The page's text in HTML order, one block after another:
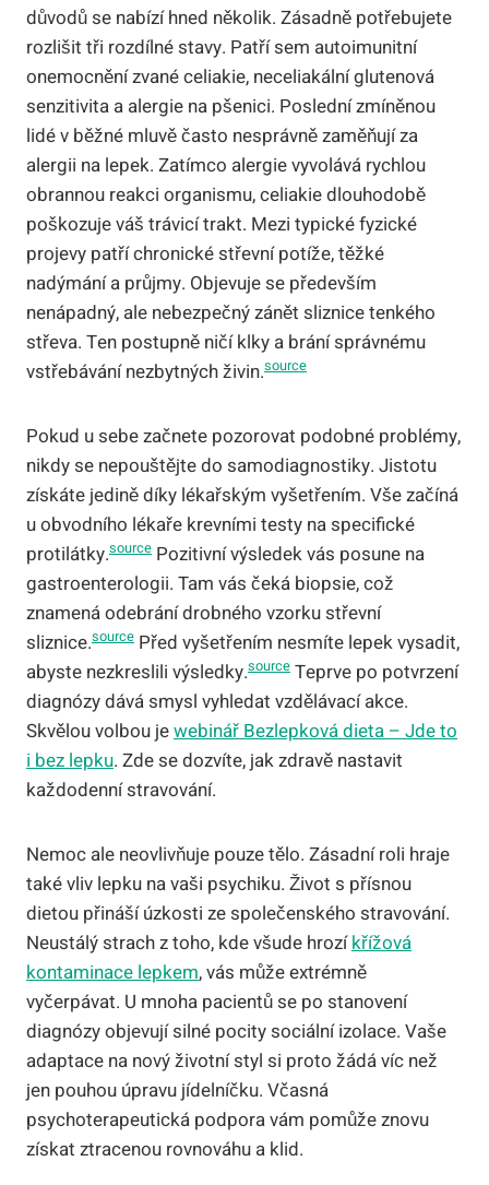
důvodů se nabízí hned několik. Zásadně potřebujete
rozlišit tři rozdílné stavy. Patří sem autoimunitní
onemocnění zvané celiakie, neceliakální glutenová
senzitivita a alergie na pšenici. Poslední zmíněnou
lidé v běžné mluvě často nesprávně zaměňují za
alergii na lepek. Zatímco alergie vyvolává rychlou
obrannou reakci organismu, celiakie dlouhodobě
poškozuje váš trávicí trakt. Mezi typické fyzické
projevy patří chronické střevní potíže, těžké
nadýmání a průjmy. Objevuje se především
nenápadný, ale nebezpečný zánět sliznice tenkého
střeva. Ten postupně ničí klky a brání správnému
vstřebávání nezbytných živin.source
Pokud u sebe začnete pozorovat podobné problémy,
nikdy se nepouštějte do samodiagnostiky. Jistotu
získáte jedině díky lékařským vyšetřením. Vše začíná
u obvodního lékaře krevními testy na specifické
protilátky.source Pozitivní výsledek vás posune na
gastroenterologii. Tam vás čeká biopsie, což
znamená odebrání drobného vzorku střevní
sliznice.source Před vyšetřením nesmíte lepek vysadit,
abyste nezkreslili výsledky.source Teprve po potvrzení
diagnózy dává smysl vyhledat vzdělávací akce.
Skvělou volbou jewebinář Bezlepková dieta – Jde to
i bez lepku. Zde se dozvíte, jak zdravě nastavit
každodenní stravování.
Nemoc ale neovlivňuje pouze tělo. Zásadní roli hraje
také vliv lepku na vaši psychiku. Život s přísnou
dietou přináší úzkosti ze společenského stravování.
Neustálý strach z toho, kde všude hrozíkřížová
kontaminace lepkem, vás může extrémně
vyčerpávat. U mnoha pacientů se po stanovení
diagnózy objevují silné pocity sociální izolace. Vaše
adaptace na nový životní styl si proto žádá víc než
jen pouhou úpravu jídelníčku. Včasná
psychoterapeutická podpora vám pomůže znovu
získat ztracenou rovnováhu a klid.